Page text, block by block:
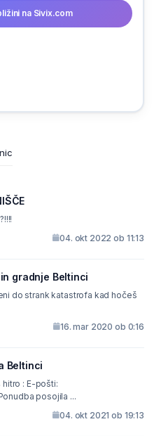
na Sivix.com
04. okt 2022 ob 11:13
gradnje Beltinci
do strank katastrofa kad hočeš
16. mar 2020 ob 0:16
Beltinci
hitro : E-pošti:
posojila ...
04. okt 2021 ob 19:13